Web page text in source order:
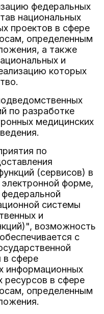
федеральных
национальных
проектов в сфере
определенным
а также
и
которых
по разработке
медицинских
по
(сервисов) в
форме,
системы
и
возможность
с
в сфере
информационных
ресурсов в сфере
определенным